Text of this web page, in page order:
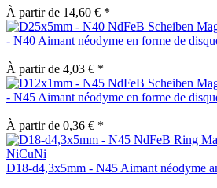
À partir de 14,60 € *
- N40 Aimant néodyme en forme de
À partir de 4,03 € *
- N45 Aimant néodyme en forme de
À partir de 0,36 € *
D18-d4,3x5mm - N45 Aimant néodyme